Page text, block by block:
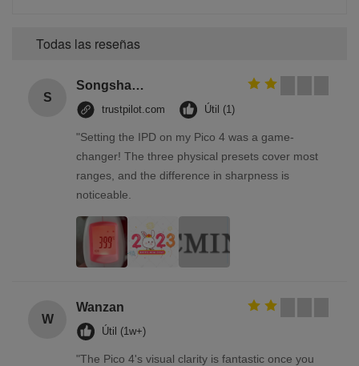
Todas las reseñas
S
Songshang
trustpilot.com Útil (1)
"Setting the IPD on my Pico 4 was a game-
changer! The three physical presets cover most
ranges, and the difference in sharpness is
noticeable.
W
Wanzan
Útil (1w+)
"The Pico 4's visual clarity is fantastic once you